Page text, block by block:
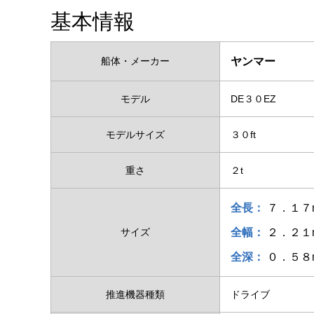
基本情報
船体・メーカー ヤンマー
モデル DE３０EZ
モデルサイズ ３０ft
重さ ２t
サイズ
全長： ７．１
全幅： ２．２
全深： ０．５８
推進機器種類 ドライブ